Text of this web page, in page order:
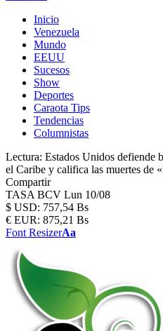
Inicio
Venezuela
Mundo
EEUU
Sucesos
Show
Deportes
Caraota Tips
Tendencias
Columnistas
Lectura: Estados Unidos defiende
el Caribe y califica las muertes de
Compartir
TASA BCV Lun 10/08
$ USD: 757,54 Bs
€ EUR: 875,21 Bs
Font ResizerAa